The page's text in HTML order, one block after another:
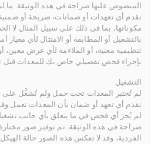
المنصوص عليها صراحة في هذه الوثيقة.
نقدم أي تعهدات أو ضمانات، صريحة أو
مكوناتها، بما في ذلك على سبيل المثال لا
بالتشغيل أو المطابقة أو الامتثال لأي
تنظيمية معنية، أو الملاءمة لأي غرض معين،
بإجراء فحص تفصيلي خاص بك للمعدات قبل
التشغيل
لم تُختبر المعدات تحت حمل ولم تُشغَّل على
نقدم أي تعهد أو ضمان بأن المعدات تعمل
لم يُجرَ أي فحص في ما يتعلق بأي جانب
صراحة في هذه الوثيقة. تم توفير صور
الفردية، وقد لا تعكس هذه الصور حالة